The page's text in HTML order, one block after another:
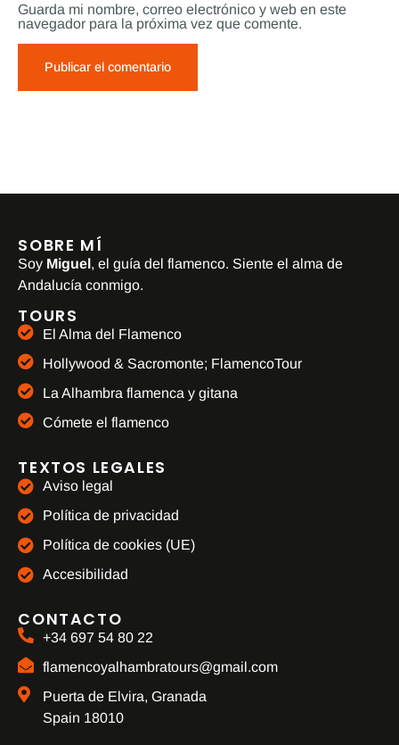
Guarda mi nombre, correo electrónico y web en este
navegador para la próxima vez que comente.
SOBRE MÍ
Soy Miguel, el guía del flamenco. Siente el alma de
Andalucía conmigo.
TOURS
El Alma del Flamenco
Hollywood & Sacromonte; FlamencoTour
La Alhambra flamenca y gitana
Cómete el flamenco
TEXTOS LEGALES
Aviso legal
Política de privacidad
Política de cookies (UE)
Accesibilidad
CONTACTO
+34 697 54 80 22
flamencoyalhambratours@gmail.com
Puerta de Elvira, Granada
Spain 18010